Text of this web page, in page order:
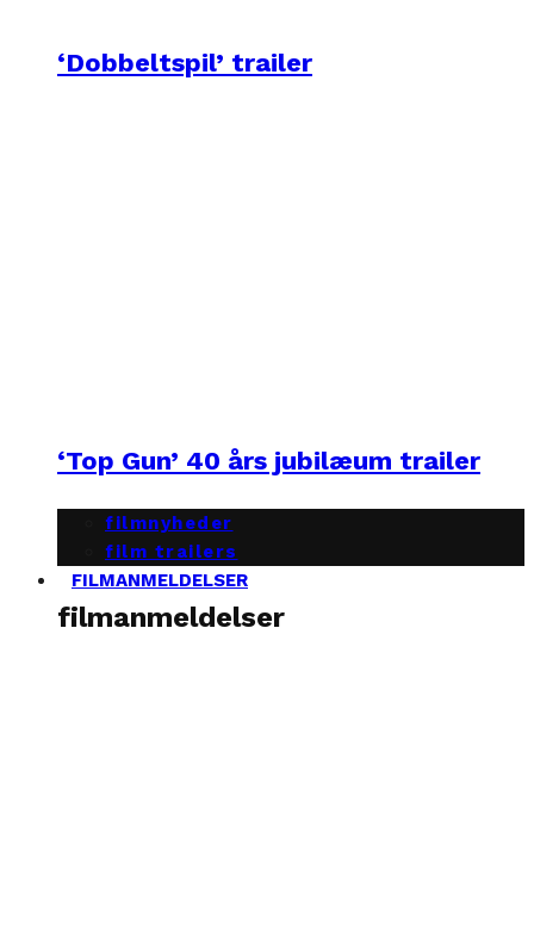
‘Dobbeltspil’ trailer
‘Top Gun’ 40 års jubilæum trailer
filmnyheder
film trailers
FILMANMELDELSER
filmanmeldelser